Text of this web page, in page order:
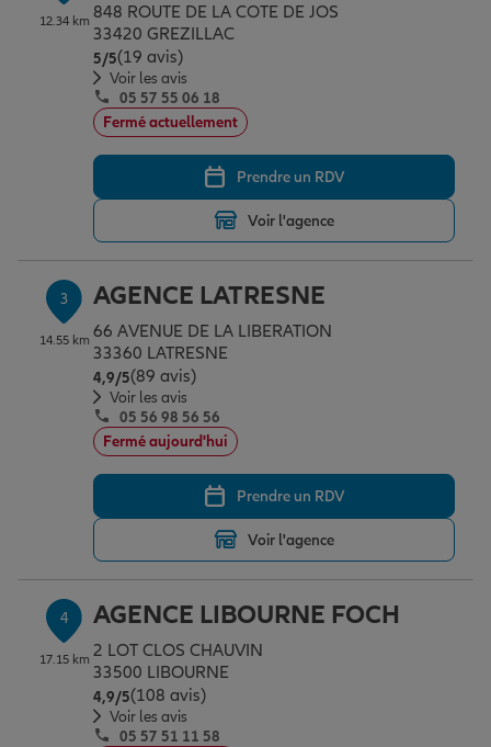
Investissements immobiliers
Transmission
Changer de voiture
Départ à la retraite
Assurance auto
Assurance habitation
Garantie des accidents de la vie
Assurance scolaire
Protection juridique
Tous nos devis d'assurance
Professionnels
Allianz en France
12.34 km 848 ROUTE DE LA COTE DE JOS
33420 GREZILLAC
5/5Note de 5 sur 5
(19 avis)
Voir les avis
05 57 55 06 18
Fermé actuellement
Prendre un RDV
Voir l'agence
3
14.55 km
AGENCE LATRESNE
66 AVENUE DE LA LIBERATION
33360 LATRESNE
4,9/5Note de 4.9 sur 5
(89 avis)
Voir les avis
05 56 98 56 56
Fermé aujourd'hui
Prendre un RDV
Voir l'agence
4
17.15 km
AGENCE LIBOURNE FOCH
2 LOT CLOS CHAUVIN
33500 LIBOURNE
4,9/5Note de 4.9 sur 5
(108 avis)
Voir les avis
05 57 51 11 58